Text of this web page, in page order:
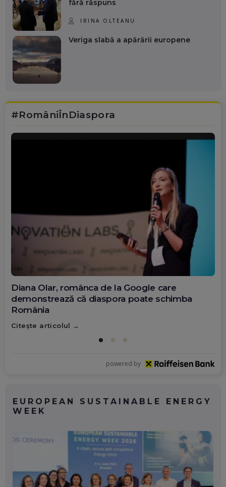
fără răspuns
IRINA OLTEANU
Veriga slabă a apărării europene
#RomâniÎnDiaspora
Diana Olar, românca de la Google care
demonstrează că diaspora poate schimba
România
Citește articolul
powered by
EUROPEAN SUSTAINABLE ENERGY
WEEK